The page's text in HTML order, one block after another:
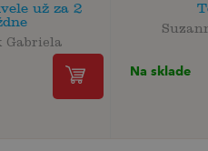
už za 2
Gabriela
Na sklade